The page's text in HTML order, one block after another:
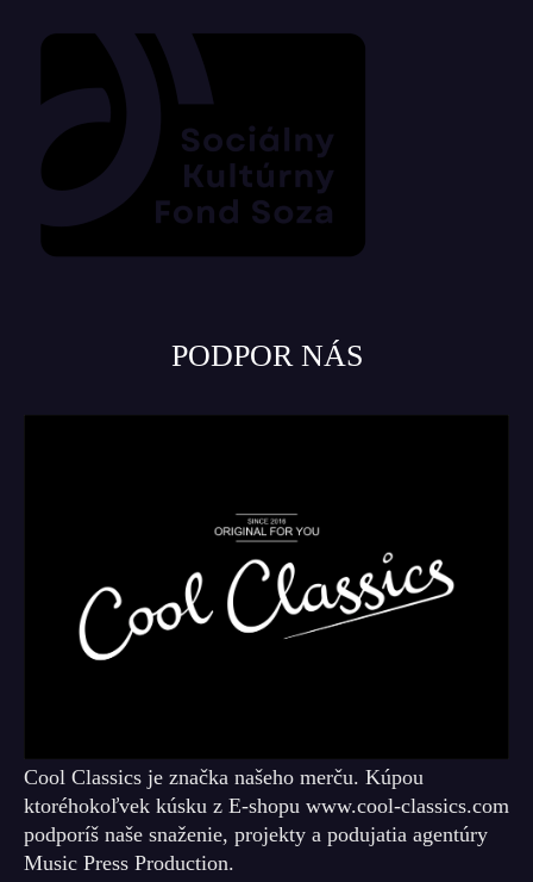
PODPOR NÁS
Cool Classics je značka našeho merču. Kúpou
ktoréhokoľvek kúsku z E-shopu www.cool-classics.com
podporíš naše snaženie, projekty a podujatia agentúry
Music Press Production.